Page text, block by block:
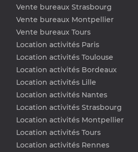
Vente bureaux Strasbourg
Vente bureaux Montpellier
Vente bureaux Tours
Location activités Paris
Location activités Toulouse
Location activités Bordeaux
Location activités Lille
Location activités Nantes
Location activités Strasbourg
Location activités Montpellier
Location activités Tours
Location activités Rennes